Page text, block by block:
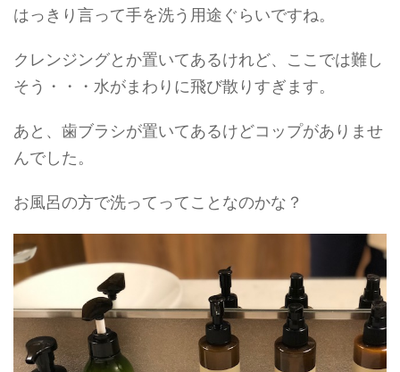
はっきり言って手を洗う用途ぐらいですね。
クレンジングとか置いてあるけれど、ここでは難し
そう・・・水がまわりに飛び散りすぎます。
あと、歯ブラシが置いてあるけどコップがありませ
んでした。
お風呂の方で洗ってってことなのかな？